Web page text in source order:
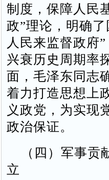
制度，保障人民
政”理论，明确
人民来监督政府
兴衰历史周期率
面，毛泽东同志
着力打造思想上
义政党，为实现
政治保证。
（四）军事贡
立